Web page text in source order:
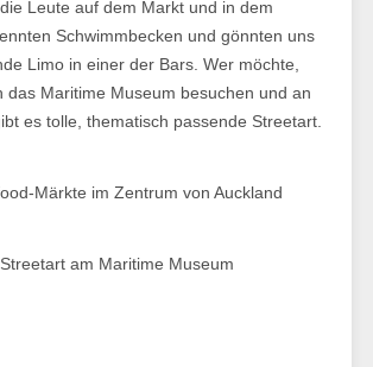
Leute auf dem Markt und in dem
Schwimmbecken und gönnten uns
Limo in einer der Bars. Wer möchte,
das Maritime Museum besuchen und an
es tolle, thematisch passende Streetart.